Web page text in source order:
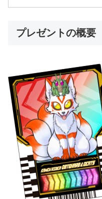
プレゼントの概要